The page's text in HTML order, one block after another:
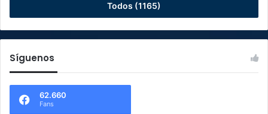
Todos (1165)
Síguenos
62.660
Fans